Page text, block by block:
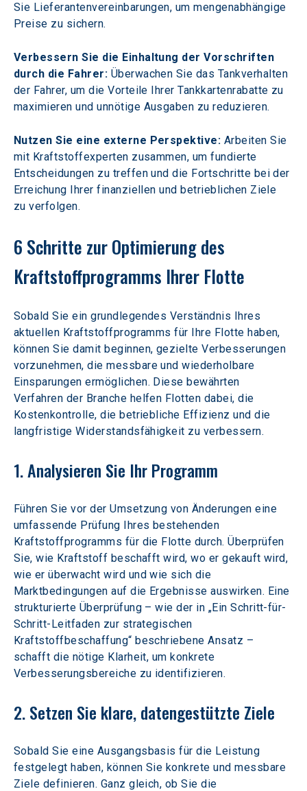
Sie Lieferantenvereinbarungen, um mengenabhängige
Preise zu sichern.
Verbessern Sie die Einhaltung der Vorschriften
durch die Fahrer: Überwachen Sie das Tankverhalten
der Fahrer, um die Vorteile Ihrer Tankkartenrabatte zu
maximieren und unnötige Ausgaben zu reduzieren.
Nutzen Sie eine externe Perspektive: Arbeiten Sie
mit Kraftstoffexperten zusammen, um fundierte
Entscheidungen zu treffen und die Fortschritte bei der
Erreichung Ihrer finanziellen und betrieblichen Ziele
zu verfolgen.
6 Schritte zur Optimierung des
Kraftstoffprogramms Ihrer Flotte
Sobald Sie ein grundlegendes Verständnis Ihres
aktuellen Kraftstoffprogramms für Ihre Flotte haben,
können Sie damit beginnen, gezielte Verbesserungen
vorzunehmen, die messbare und wiederholbare
Einsparungen ermöglichen. Diese bewährten
Verfahren der Branche helfen Flotten dabei, die
Kostenkontrolle, die betriebliche Effizienz und die
langfristige Widerstandsfähigkeit zu verbessern.
1. Analysieren Sie Ihr Programm
Führen Sie vor der Umsetzung von Änderungen eine
umfassende Prüfung Ihres bestehenden
Kraftstoffprogramms für die Flotte durch. Überprüfen
Sie, wie Kraftstoff beschafft wird, wo er gekauft wird,
wie er überwacht wird und wie sich die
Marktbedingungen auf die Ergebnisse auswirken. Eine
strukturierte Überprüfung – wie der in „Ein Schritt-für-
Schritt-Leitfaden zur strategischen
Kraftstoffbeschaffung“ beschriebene Ansatz –
schafft die nötige Klarheit, um konkrete
Verbesserungsbereiche zu identifizieren.
2. Setzen Sie klare, datengestützte Ziele
Sobald Sie eine Ausgangsbasis für die Leistung
festgelegt haben, können Sie konkrete und messbare
Ziele definieren. Ganz gleich, ob Sie die